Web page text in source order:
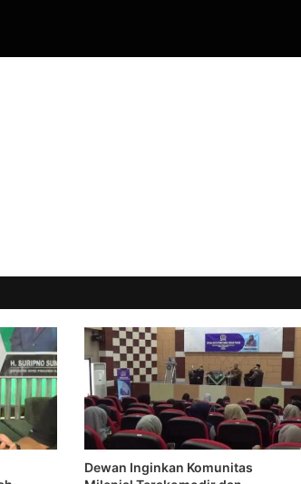
Dewan Inginkan Komunitas